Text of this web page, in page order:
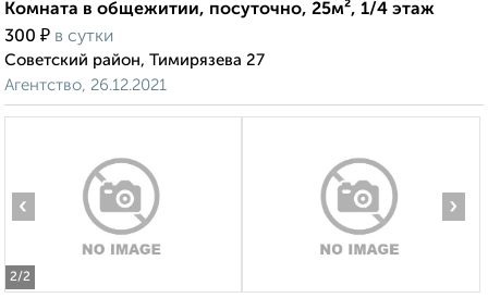
Комната в общежитии, посуточно, 25м², 1/4 этаж
300 ₽ в сутки
Советский район, Тимирязева 27
Агентство, 26.12.2021
2/2
‹ ›